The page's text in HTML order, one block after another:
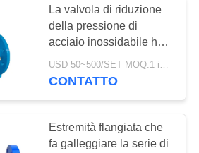
automatica
15
La valvola di riduzione
della pressione di
acciaio inossidabile ha
migliorato il controllo del
diaframma del corpo di
CONTATTO
Estremità flangiata che
fa galleggiare la serie di